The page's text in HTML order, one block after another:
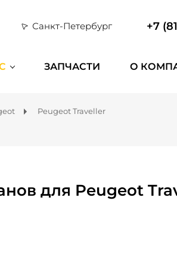
Санкт-Петербург +7
ЗАПЧАСТИ О
Peugeot Traveller
для Peugeot